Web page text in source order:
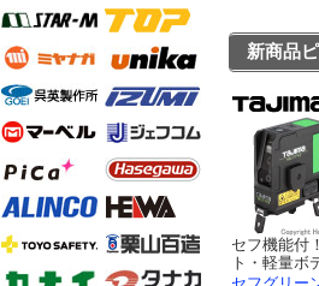
新商品
セフ機能付
ト・軽量ボ